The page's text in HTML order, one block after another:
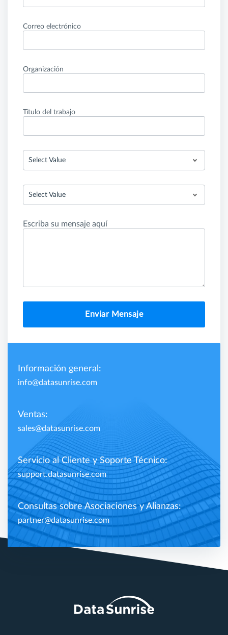
Correo electrónico
Organización
Título del trabajo
Select Value
Select Value
Escriba su mensaje aquí
Enviar Mensaje
Información general:
info@datasunrise.com
Ventas:
sales@datasunrise.com
Servicio al Cliente y Soporte Técnico:
support.datasunrise.com
Consultas sobre Asociaciones y Alianzas:
partner@datasunrise.com